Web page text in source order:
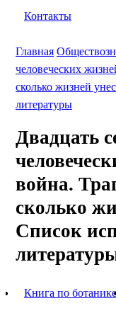
Контакты
Главная
человеческих
сколько жизней
литературы
Двадцать
война.
сколько
Список
Книга по ботанике